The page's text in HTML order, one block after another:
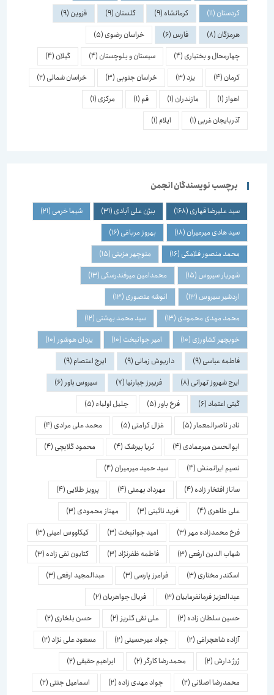
کردستان(11) کرمانشاه(9) گلستان(9) قزوین(9)
هرمزگان(8) فارس(6) خراسان رضوی(5)
چهارمحال و بختیاری(4) سیستان و بلوچستان(4) گیلان(4)
کرمان(4)
(3) خراسان جنوبی(3) خراسان شمالی(2)
اهواز(1) مازندران(1)
(1) مرکزی(1)
آذربایجان غربی(1) ایلام(1)
برچسب نویسندگان انجمن
سید علیرضا قهاری(168) بیژن علی آبادی(31) شیما خرمی(21)
سید هادی میرمیران(18) بهروز مرباغی(16)
محمد منصور فلامکی(16) منوچهر مزینی(15)
شهریار سیروس(15) محمدامین میرفندرسکی(13)
اردشیر سیروس(13) انوشه منصوری(13)
محمد مهدی محمودی(13) سید محمد بهشتی(12)
خوبچهر کشاورزی(10) امیر جوانبخت(10) یزدان هوشور(10)
فاطمه عباسی(9) داریوش زمانی(9) ایرج اعتصام(9)
ایرج شهروز تهرانی(8) فریبرز جبارنیا(7) سیروس باور (6)
گیتی اعتماد(6) فرخ باور (5) جلیل اولیاء(5)
نادر ناصرالمعمار(5) غزال کرامتی(5) محمد علی مرادی(4)
ابوالحسن میرعمادی(4) ثریا بیرشک(4) محمود گلابچی(4)
نسیم ایرانمنش(4) سید حمید میرمیران(4)
ساناز افتخار زاده(4) مهرداد بهمنی(4) پرویز طلایی(4)
علی طاهری(4) فرید نائینی(3) مهناز محمودی(3)
فرخ محمدزاده مهر (3) امید جوانبخت(3) کیکاووس امینی(3)
شهاب الدین ارفعی(3) فاطمه ظفرنژاد(3) کتایون تقی زاده(3)
اسكندر مختاری(3) فرامرز پارسی(3) عبدالمجید ارفعی(3)
عبدالعزیز فرمانفرماییان(3) فریال جواهریان(2)
حسین سلطان زاده(2) علی نقی گلریز(2) حسن بلخاری(2)
آزاده شاهچراغی(2) جواد میرحسینی(2) مسعود علی نژاد (2)
ژرژ دارش(2) محمدرضا کارگر(2) ابراهیم حقیقی(2)
محمدرضا اصلانی(2) جواد مهدی زاده(2) اسماعیل جنتی(2)